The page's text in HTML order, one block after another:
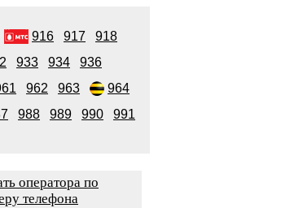
916 917
918
933 934
936
962 963
964
988 989 990
991
оператора по
телефона